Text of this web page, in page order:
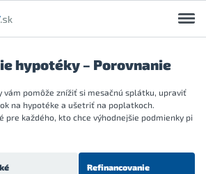
hypotéky – Porovnanie
vám pomôže znížiť si mesačnú splátku, upraviť
na hypotéke a ušetriť na poplatkoch.
pre každého, kto chce výhodnejšie podmienky pi
Refinancovanie